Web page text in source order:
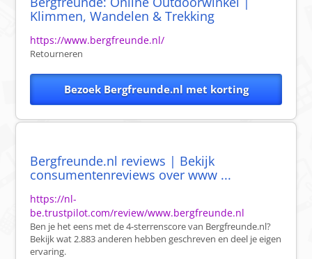
Klimmen, Wandelen & Trekking
https://www.bergfreunde.nl/
Retourneren
Bezoek Bergfreunde.nl met korting
Bergfreunde.nl reviews | Bekijk
consumentenreviews over www ...
https://nl-
be.trustpilot.com/review/www.bergfreunde.nl
Ben je het eens met de 4-sterrenscore van Bergfreunde.nl?
Bekijk wat 2.883 anderen hebben geschreven en deel je eigen
ervaring.